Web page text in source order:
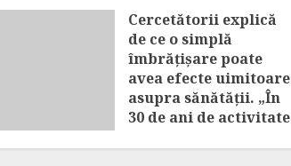
Cercetătorii explică
de ce o simplă
îmbrățișare poate
avea efecte uimitoare
asupra sănătății. „În
30 de ani de activitate